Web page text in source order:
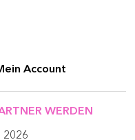
Account
WERDEN